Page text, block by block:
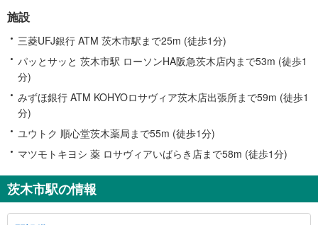
施設
三菱UFJ銀行 ATM 茨木市駅まで25m (徒歩1分)
パッとサッと 茨木市駅 ローソンHA阪急茨木店内まで53m (徒歩1
分)
みずほ銀行 ATM KOHYOロサヴィア茨木店出張所まで59m (徒歩1
分)
ユウトク 順心堂茨木薬局まで55m (徒歩1分)
マツモトキヨシ 薬 ロサヴィアいばらき店まで58m (徒歩1分)
茨木市駅の情報